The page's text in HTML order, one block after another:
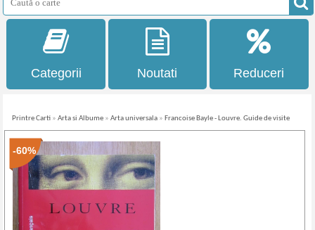
Categorii Noutati Reduceri
Printre Carti »Arta si Albume »Arta universala » Francoise Bayle - Louvre. Guide de visite
-60%